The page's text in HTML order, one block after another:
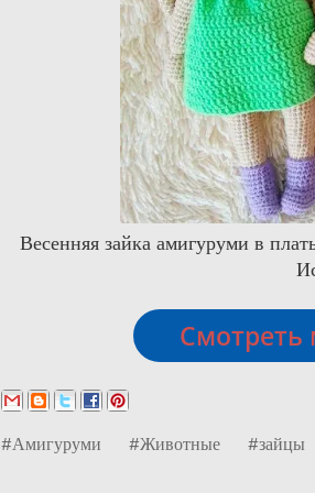
Весенняя зайка амигуруми в
Смотреть
#Амигуруми #Животные #зайцы